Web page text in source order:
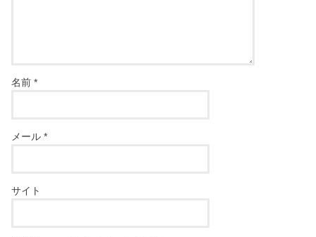
名前*
メール*
サイト